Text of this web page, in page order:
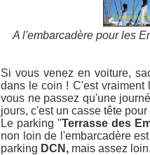
A l'embarcadère pour les
Si vous venez en voiture,
dans le coin ! C'est vraiment
vous ne passez qu'une
jours, c'est un casse tête
Le parking "Terrasse des
non loin de l'embarcadère
parking DCN, mais assez